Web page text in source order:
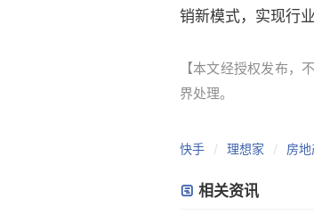
销新模式，实现行
【本文经授权发布
界处理。
快手 理想家 房地
相关资讯